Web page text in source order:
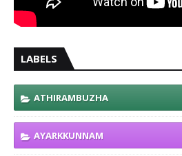
LABELS
ATHIRAMBUZHA
AYARKKUNNAM